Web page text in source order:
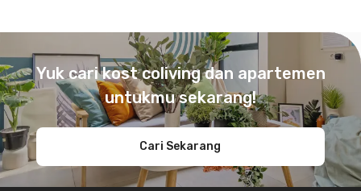
Yuk cari kost coliving dan apartemen
untukmu sekarang!
Cari Sekarang